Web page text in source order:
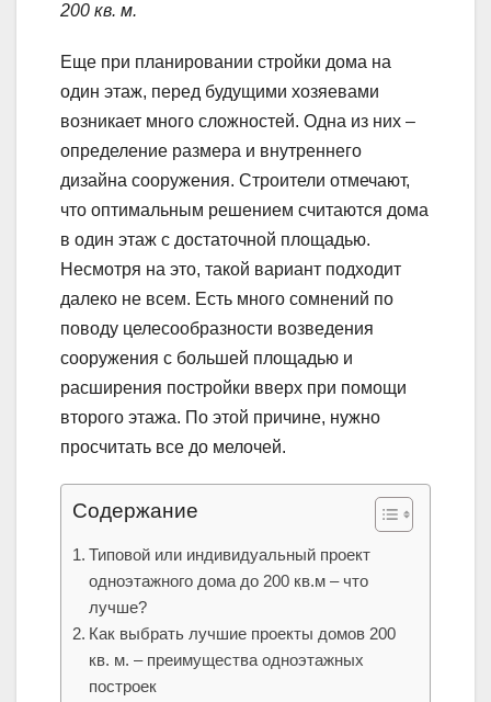
200 кв. м.
Еще при планировании стройки дома на
один этаж, перед будущими хозяевами
возникает много сложностей. Одна из них –
определение размера и внутреннего
дизайна сооружения. Строители отмечают,
что оптимальным решением считаются дома
в один этаж с достаточной площадью.
Несмотря на это, такой вариант подходит
далеко не всем. Есть много сомнений по
поводу целесообразности возведения
сооружения с большей площадью и
расширения постройки вверх при помощи
второго этажа. По этой причине, нужно
просчитать все до мелочей.
Содержание
Типовой или индивидуальный проект
одноэтажного дома до 200 кв.м – что
лучше?
Как выбрать лучшие проекты домов 200
кв. м. – преимущества одноэтажных
построек